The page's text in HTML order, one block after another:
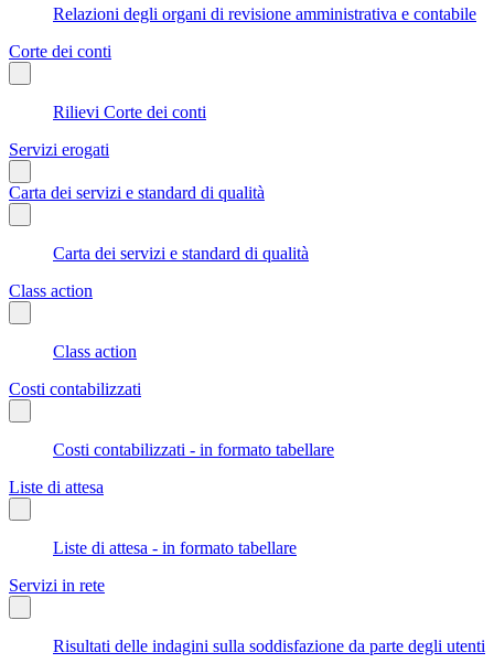
Relazioni degli organi di revisione amministrativa e contabile
Corte dei conti
Rilievi Corte dei conti
Servizi erogati
Carta dei servizi e standard di qualità
Carta dei servizi e standard di qualità
Class action
Class action
Costi contabilizzati
Costi contabilizzati - in formato tabellare
Liste di attesa
Liste di attesa - in formato tabellare
Servizi in rete
Risultati delle indagini sulla soddisfazione da parte degli utenti